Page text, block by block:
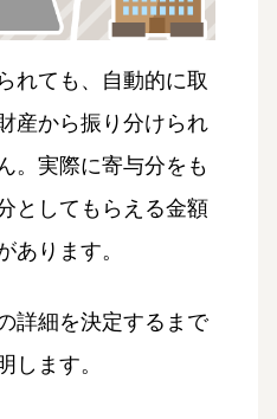
れても、自動的に取
産から振り分けられ
。実際に寄与分をも
としてもらえる金額
あります。
詳細を決定するまで
します。